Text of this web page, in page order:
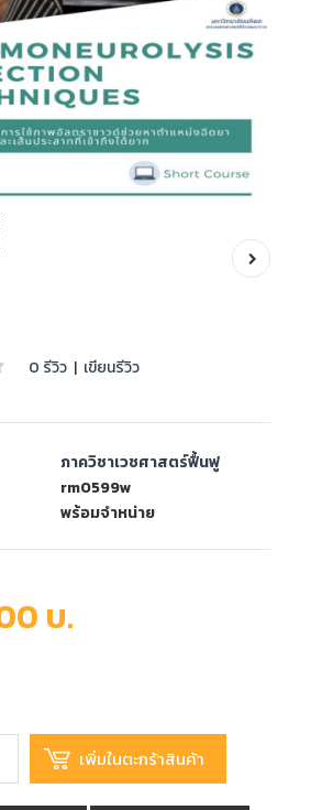
0 รีวิว | เขียนรีวิว
ภาควิชาเวชศาสตร์ฟื้นฟู
rm0599w
พร้อมจำหน่าย
บ.